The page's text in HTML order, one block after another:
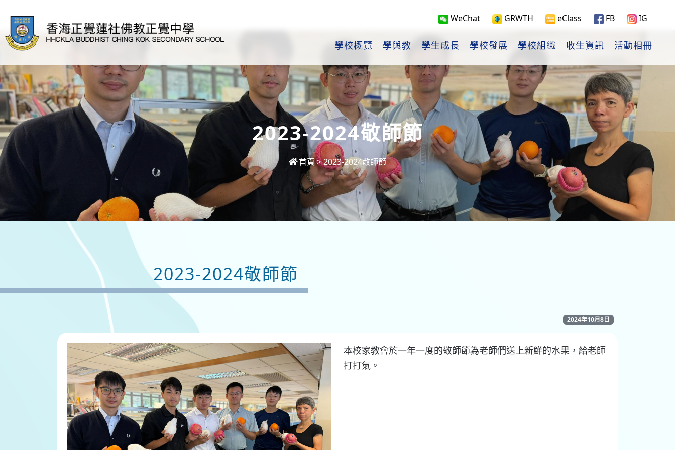
WeChat GRWTH eClass FB IG
學校概覽 學與教 學生成長 學校發展 學校組織 收生資訊 活動相冊
2023-2024敬師節
首頁>2023-2024敬師節
2023-2024敬師節
2024年10月8日
本校家教會於一年一度的敬師節為老師們送上新鮮的水果，給老師
打打氣。